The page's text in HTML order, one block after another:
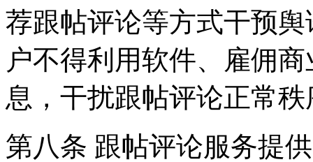
荐跟帖评论等方式干预
户不得利用软件、雇佣
息，干扰跟帖评论正常
第八条 跟帖评论服务提